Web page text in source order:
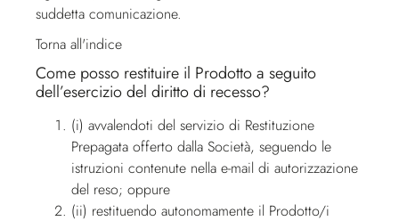
suddetta comunicazione.
Torna all'indice
Come posso restituire il Prodotto a seguito
dell’esercizio del diritto di recesso?
(i) avvalendoti del servizio di Restituzione
Prepagata offerto dalla Società, seguendo le
istruzioni contenute nella e-mail di autorizzazione
del reso; oppure
(ii) restituendo autonomamente il Prodotto/i